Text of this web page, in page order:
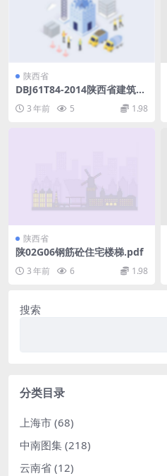
陕西省
DBJ61T84-2014陕西省建筑与
说明].pdf
3 年前 5 1.98
陕西省
陕02G06钢筋砼住宅楼梯.pdf
3 年前 6 1.98
搜索
分类目录
上海市 (68)
中南图集 (218)
云南省 (12)